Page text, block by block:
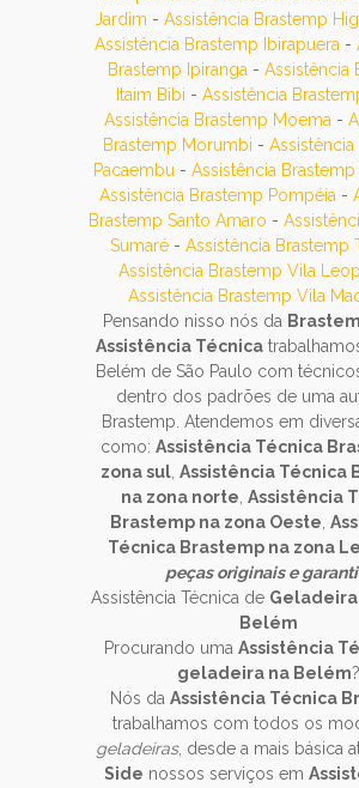
Jardim - Assistência Brastemp
Assistência Brastemp Ibirapuera -
Brastemp Ipiranga - Assistência
Itaim Bibi - Assistência
Assistência Brastemp Moema -
Brastemp Morumbi -
Pacaembu - Assistência Brastemp
Assistência Brastemp Pompéia -
Brastemp Santo Amaro -
Sumaré- Assistência Brastemp
Assistência Brastemp Vila
Assistência Brastemp Vila
Pensando nisso nós da
Assistência Técnica
Belém de São Paulo com
dentro dos padrões de uma
Brastemp. Atendemos em
como: Assistência Técnica
zona sul Assistência Técnica
na zona norte Assistência
Brastemp na zona Oeste
Técnica Brastemp na zona
peças originais e
Assistência Técnica de
Belém
Procurando uma Assistência
geladeira na Belém?
Nós da Assistência Técnica
trabalhamos com todos os
geladeiras, desde a mais básica
Side nossos serviços em